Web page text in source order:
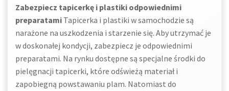
Zabezpiecz tapicerkę i plastiki odpowiednimi
preparatami Tapicerka i plastiki w samochodzie są
narażone na uszkodzenia i starzenie się. Aby utrzymać je
w doskonałej kondycji, zabezpiecz je odpowiednimi
preparatami. Na rynku dostępne są specjalne środki do
pielęgnacji tapicerki, które odświeżą materiał i
zapobiegną powstawaniu plam. Natomiast do